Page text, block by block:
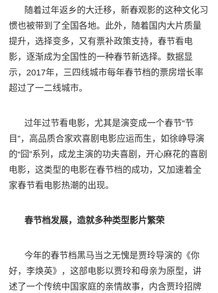
随着过年返乡的大迁移，新春观影的这种文化习
惯也被带到了全国各地。此外，随着国内大片质量
提升，选择变多，又有票补政策支持，春节看电
影，逐渐成为全国性的一种春节新选择。数据显
示，2017年，三四线城市每年春节档的票房增长率
超过了一二线城市。
过年过节看电影，尤其是演变成一个春节“节
目”，高品质合家欢喜剧电影应运而生，如徐峥导演
的“囧”系列，成龙主演的功夫喜剧，开心麻花的喜剧
电影，这类型的电影在春节档的成功，又加速着全
家春节看电影热潮的出现。
春节档发展，造就多种类型影片繁荣
今年的春节档黑马当之无愧是贾玲导演的《你
好，李焕英》，这部电影以贾玲和母亲为原型，讲
述了一个传统中国家庭的亲情故事，内含贾玲招牌